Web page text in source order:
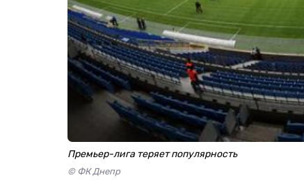
Премьер-лига теряет популярность
© ФК Днепр